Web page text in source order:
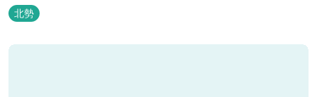
たてコーヒーやコミック、雑誌、マッサージチェア、Wi-Fiを無料
でご利用いただけます。
北勢